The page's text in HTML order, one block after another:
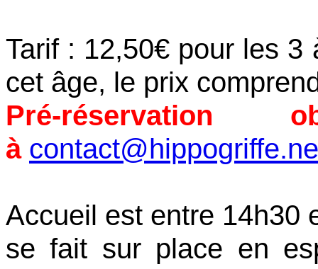
Tarif : 12,50€ pour les
cet âge, le prix
Pré-
à
Accueil est entre 14h30
se fait sur place en